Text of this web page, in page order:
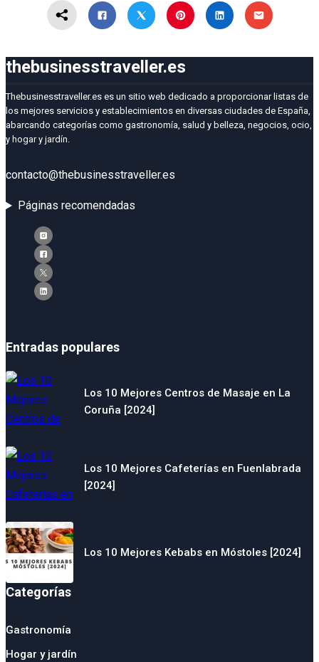
thebusinesstraveller.es
Thebusinesstraveller.es es un sitio web dedicado a proporcionar listas de
los mejores servicios y establecimientos en diversas ciudades de España,
abarcando categorías como gastronomía, salud y belleza, negocios, ocio,
y hogar y jardín.
contacto@thebusinesstraveller.es
Páginas recomendadas
Entradas populares
Los 10 Mejores Centros de Masaje en La
Coruña [2024]
Los 10 Mejores Cafeterías en Fuenlabrada
[2024]
Los 10 Mejores Kebabs en Móstoles [2024]
Categorías
Gastronomía
Hogar y jardín